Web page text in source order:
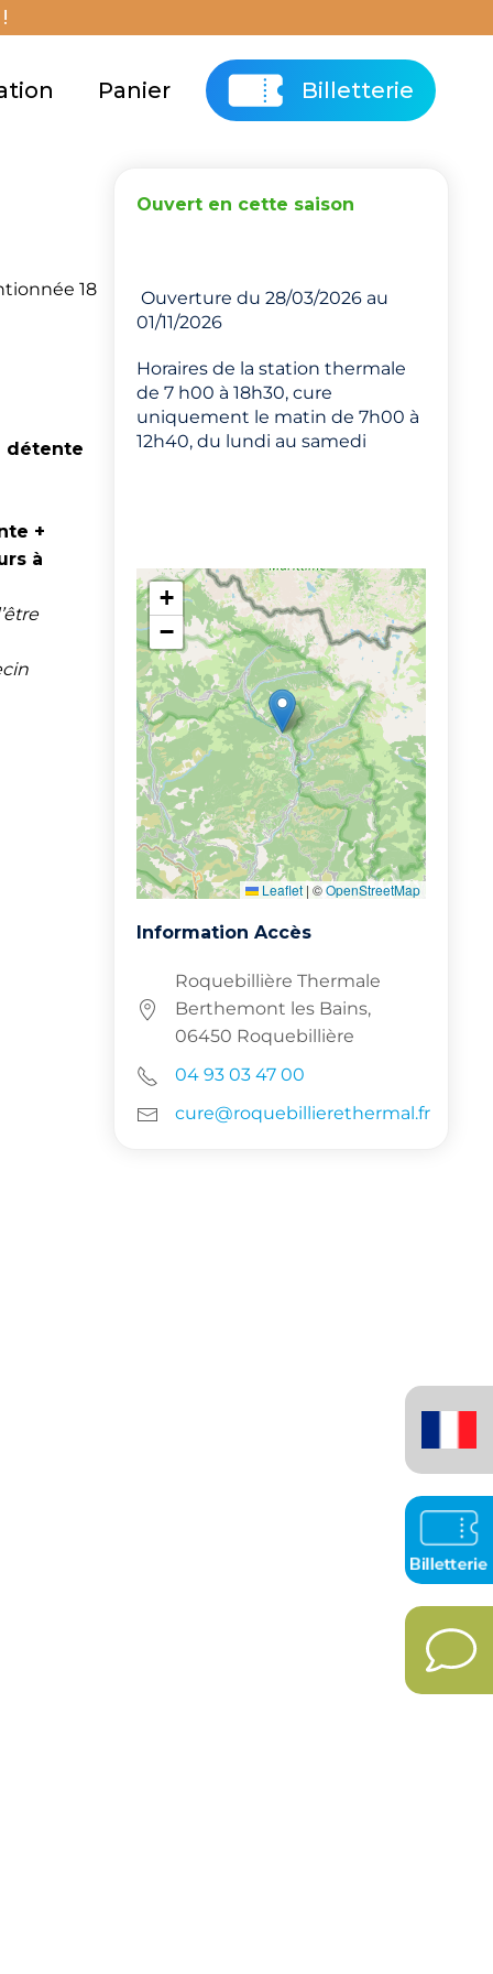
Panier Billetterie
18
détente
+
à
Ouvert en cette saison
Ouverture du 28/03/2026 au
01/11/2026
Horaires de la station thermale
de 7 h00 à 18h30, cure
uniquement le matin de 7h00 à
12h40, du lundi au samedi
+
−
Leaflet | ©OpenStreetMap
Information Accès
Roquebillière Thermale
Berthemont les Bains,
06450 Roquebillière
04 93 03 47 00
cure@roquebillierethermal.fr